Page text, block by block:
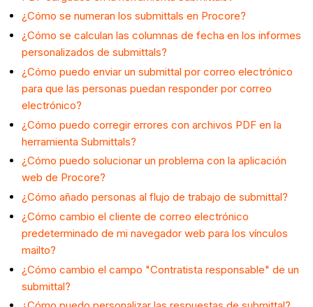
¿Cómo se numeran los submittals en Procore?
¿Cómo se calculan las columnas de fecha en los informes
personalizados de submittals?
¿Cómo puedo enviar un submittal por correo electrónico
para que las personas puedan responder por correo
electrónico?
¿Cómo puedo corregir errores con archivos PDF en la
herramienta Submittals?
¿Cómo puedo solucionar un problema con la aplicación
web de Procore?
¿Cómo añado personas al flujo de trabajo de submittal?
¿Cómo cambio el cliente de correo electrónico
predeterminado de mi navegador web para los vínculos
mailto?
¿Cómo cambio el campo "Contratista responsable" de un
submittal?